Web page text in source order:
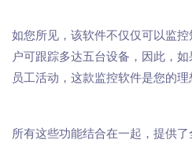
如您所见，该软件不仅仅可以监
户可跟踪多达五台设备，因此，
员工活动，这款监控软件是您的理
所有这些功能结合在一起，提供